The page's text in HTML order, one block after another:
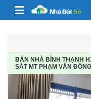
Skip to content
BÁN NHÀ BÌNH THẠNH
SÁT MT PHẠM VĂN